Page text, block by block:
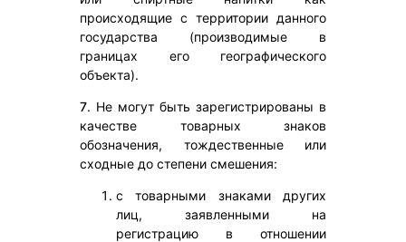
происходящие с территории данного
государства (производимые в
границах его географического
объекта).
7. Не могут быть зарегистрированы в
качестве товарных знаков
обозначения, тождественные или
сходные до степени смешения:
с товарными знаками других
лиц, заявленными на
регистрацию в отношении